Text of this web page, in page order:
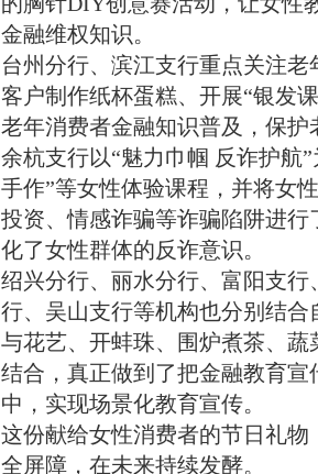
金融维权知识。
台州分行、滨江支行重点关注
客户制作纸杯蛋糕、开展“银发
老年消费者金融知识普及，保
余杭支行以“魅力巾帼 反诈护航
手作”等女性体验课程，并将女
投资、情感诈骗等诈骗陷阱进
化了女性群体的反诈意识。
绍兴分行、丽水分行、富阳支
行、吴山支行等机构也分别结
与花艺、开蚌珠、围炉煮茶、
结合，真正做到了把金融教育
中，实现场景化教育宣传。
这份献给女性消费者的节日礼
全屏障，在未来持续发酵。